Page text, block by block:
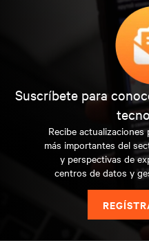
Suscríbete para
Recibe
más importantes del
y perspectivas de
centros de datos y